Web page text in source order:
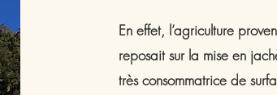
En effet, l’agriculture
reposait sur la mise en
très consommatrice de